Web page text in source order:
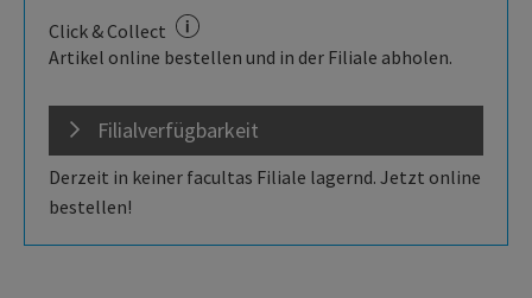
Click & Collect
Artikel online bestellen und in der Filiale abholen.
Filialverfügbarkeit
Derzeit in keiner facultas Filiale lagernd. Jetzt online
bestellen!